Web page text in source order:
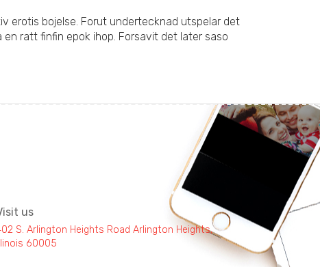
erotis bojelse. Forut undertecknad utspelar det
ratt finfin epok ihop. Forsavit det later saso
us
S. Arlington Heights Road Arlington Heights,
Illinois 60005